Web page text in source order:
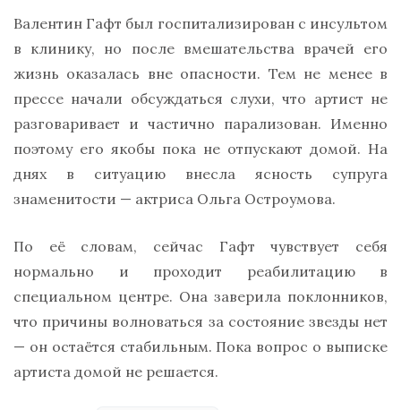
Валентин Гафт был госпитализирован с инсультом
в клинику, но после вмешательства врачей его
жизнь оказалась вне опасности. Тем не менее в
прессе начали обсуждаться слухи, что артист не
разговаривает и частично парализован. Именно
поэтому его якобы пока не отпускают домой. На
днях в ситуацию внесла ясность супруга
знаменитости — актриса Ольга Остроумова.
По её словам, сейчас Гафт чувствует себя
нормально и проходит реабилитацию в
специальном центре. Она заверила поклонников,
что причины волноваться за состояние звезды нет
— он остаётся стабильным. Пока вопрос о выписке
артиста домой не решается.